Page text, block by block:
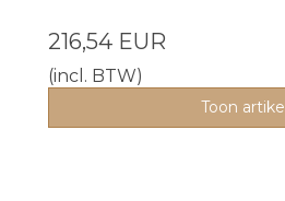
216,54 EUR
(incl. BTW)
Toon artikel